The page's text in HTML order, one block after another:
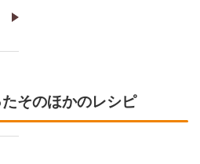
そのほかのレシピ